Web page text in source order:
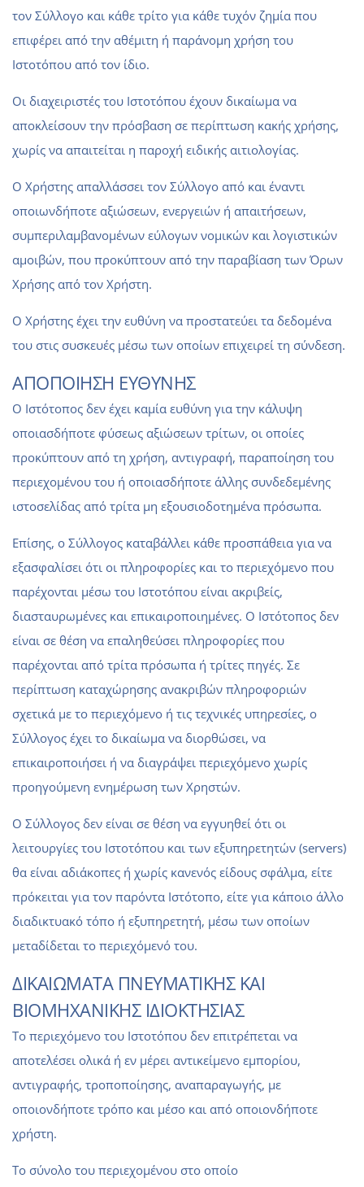
τον Σύλλογο και κάθε τρίτο για κάθε τυχόν ζημία που
επιφέρει από την αθέμιτη ή παράνομη χρήση του
Ιστοτόπου από τον ίδιο.
Οι διαχειριστές του Ιστοτόπου έχουν δικαίωμα να
αποκλείσουν την πρόσβαση σε περίπτωση κακής χρήσης,
χωρίς να απαιτείται η παροχή ειδικής αιτιολογίας.
Ο Χρήστης απαλλάσσει τον Σύλλογο από και έναντι
οποιωνδήποτε αξιώσεων, ενεργειών ή απαιτήσεων,
συμπεριλαμβανομένων εύλογων νομικών και λογιστικών
αμοιβών, που προκύπτουν από την παραβίαση των Όρων
Χρήσης από τον Χρήστη.
Ο Χρήστης έχει την ευθύνη να προστατεύει τα δεδομένα
του στις συσκευές μέσω των οποίων επιχειρεί τη σύνδεση.
ΑΠΟΠΟΙΗΣΗ ΕΥΘΥΝΗΣ
Ο Ιστότοπος δεν έχει καμία ευθύνη για την κάλυψη
οποιασδήποτε φύσεως αξιώσεων τρίτων, οι οποίες
προκύπτουν από τη χρήση, αντιγραφή, παραποίηση του
περιεχομένου του ή οποιασδήποτε άλλης συνδεδεμένης
ιστοσελίδας από τρίτα μη εξουσιοδοτημένα πρόσωπα.
Επίσης, ο Σύλλογος καταβάλλει κάθε προσπάθεια για να
εξασφαλίσει ότι οι πληροφορίες και το περιεχόμενο που
παρέχονται μέσω του Ιστοτόπου είναι ακριβείς,
διασταυρωμένες και επικαιροποιημένες. Ο Ιστότοπος δεν
είναι σε θέση να επαληθεύσει πληροφορίες που
παρέχονται από τρίτα πρόσωπα ή τρίτες πηγές. Σε
περίπτωση καταχώρησης ανακριβών πληροφοριών
σχετικά με το περιεχόμενο ή τις τεχνικές υπηρεσίες, ο
Σύλλογος έχει το δικαίωμα να διορθώσει, να
επικαιροποιήσει ή να διαγράψει περιεχόμενο χωρίς
προηγούμενη ενημέρωση των Χρηστών.
Ο Σύλλογος δεν είναι σε θέση να εγγυηθεί ότι οι
λειτουργίες του Ιστοτόπου και των εξυπηρετητών (servers)
θα είναι αδιάκοπες ή χωρίς κανενός είδους σφάλμα, είτε
πρόκειται για τον παρόντα Ιστότοπο, είτε για κάποιο άλλο
διαδικτυακό τόπο ή εξυπηρετητή, μέσω των οποίων
μεταδίδεται το περιεχόμενό του.
ΔΙΚΑΙΩΜΑΤΑ ΠΝΕΥΜΑΤΙΚΗΣ ΚΑΙ
ΒΙΟΜΗΧΑΝΙΚΗΣ ΙΔΙΟΚΤΗΣΙΑΣ
Το περιεχόμενο του Ιστοτόπου δεν επιτρέπεται να
αποτελέσει ολικά ή εν μέρει αντικείμενο εμπορίου,
αντιγραφής, τροποποίησης, αναπαραγωγής, με
οποιονδήποτε τρόπο και μέσο και από οποιονδήποτε
χρήστη.
Το σύνολο του περιεχομένου στο οποίο